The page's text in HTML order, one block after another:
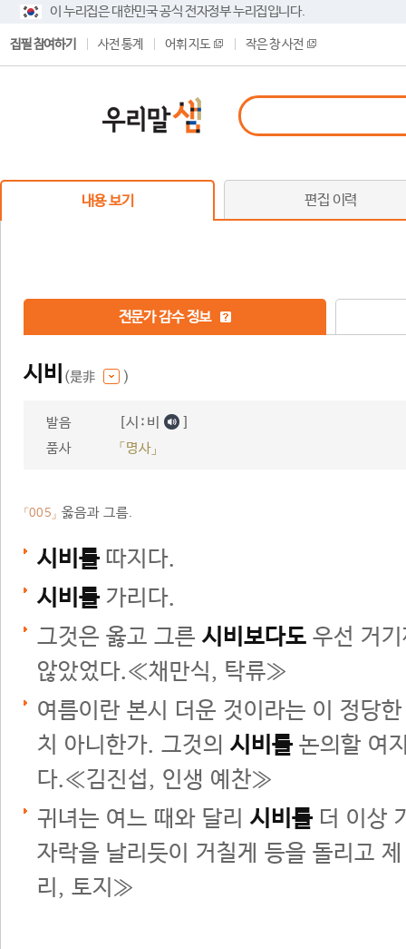
이 누리집은 대한민국 공식 전자정부 누리집입니다.
집필 참여하기 사전 통계 어휘 지도 작은 창 사전
내용 보기 편집 이력
전문가 감수 정보
시비 (是非 )
발음 [시ː비 ]
품사 「명사」
「005」 옳음과 그름.
시비를 따지다.
시비를 가리다.
그것은 옳고 그른 시비보다도 우선 거
않았었다.≪채만식, 탁류≫
여름이란 본시 더운 것이라는 이 정당
치 아니한가. 그것의 시비를 논의할 여
다.≪김진섭, 인생 예찬≫
귀녀는 여느 때와 달리 시비를 더 이상
자락을 날리듯이 거칠게 등을 돌리고
리, 토지≫